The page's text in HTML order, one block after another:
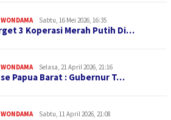
Sabtu, 16 Mei 2026, 16:35
3 Koperasi Merah Putih Di…
Selasa, 21 April 2026, 21:16
se Papua Barat : Gubernur T…
Sabtu, 11 April 2026, 21:08